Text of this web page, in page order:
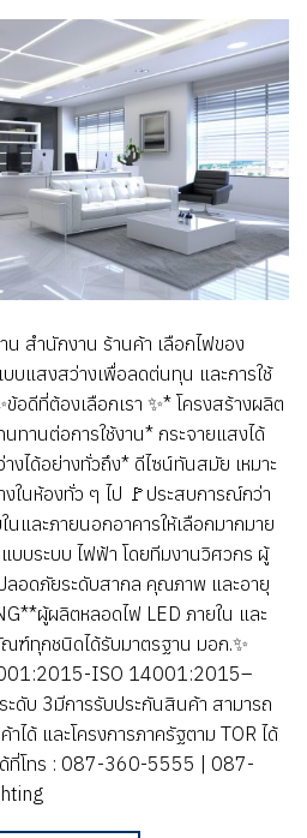
น สำนักงาน ร้านค้า เลือกไฟของ
บแสงสว่างเพื่อลดต่นทุน และการใช้
อดีที่ต้องเลือกเรา ✨* โครงสร้างผลิต
ทานต่อการใช้งาน* กระจายแสงได้
งได้อย่างทั่วถึง* ดีไซน์ทันสมัย เหมาะ
ในห้องทั่ว ๆ ไป 🚩ประสบการณ์กว่า
และภายนอกอาคารให้เลือกมากมาย
บบระบบ ไฟฟ้า โดยทีมงานวิศวกร ผู้
ลอดภัยระดับสากล คุณภาพ และอายุ
ผู้ผลิตหลอดไฟ LED ภายใน และ
ฑ์ทุกชนิดได้รับมาตรฐาน มอก.✨
ISO 14001:2015–
ะดับ 3มีการรับประกันสินค้า สามารถ
ได้ และโครงการภาครัฐตาม TOR ได้
ด้ที่โทร : 087-360-5555 | 087-